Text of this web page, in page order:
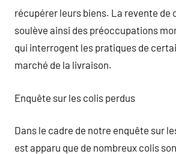
récupérer leurs biens. La revente de
soulève ainsi des préoccupations
qui interrogent les pratiques de
marché de la livraison.
Enquête sur les colis perdus
Dans le cadre de notre enquête sur
est apparu que de nombreux colis